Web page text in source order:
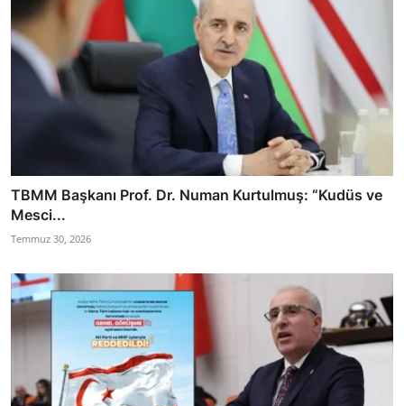
TBMM Başkanı Prof. Dr. Numan Kurtulmuş: “Kudüs ve
Mesci...
Temmuz 30, 2026